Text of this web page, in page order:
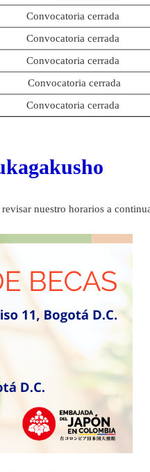
Convocatoria cerrada
Convocatoria cerrada
Convocatoria cerrada
Convocatoria cerrada
Convocatoria cerrada
nuestro horarios a